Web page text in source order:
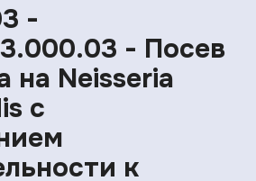
-
- Посев
на Neisseria
с
к